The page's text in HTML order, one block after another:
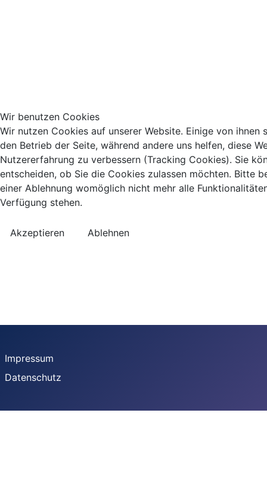
Impressum
Datenschutz
Wir benutzen Cookies
Wir nutzen Cookies auf unserer Website. Einige von ihnen
den Betrieb der Seite, während andere uns helfen, diese
Nutzererfahrung zu verbessern (Tracking Cookies). Sie
entscheiden, ob Sie die Cookies zulassen möchten. Bitte
einer Ablehnung womöglich nicht mehr alle
Verfügung stehen.
Akzeptieren Ablehnen